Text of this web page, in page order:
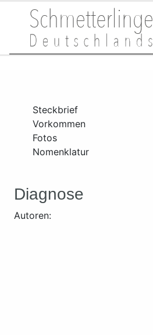
Steckbrief
Vorkommen
Fotos
Nomenklatur
Diagnose
Autoren: